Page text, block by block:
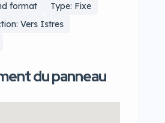
format
Type: Fixe
Vers Istres
du panneau